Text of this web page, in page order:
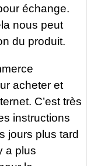
échange.
nous peut
du produit.
acheter et
C’est très
instructions
jours plus tard
a plus